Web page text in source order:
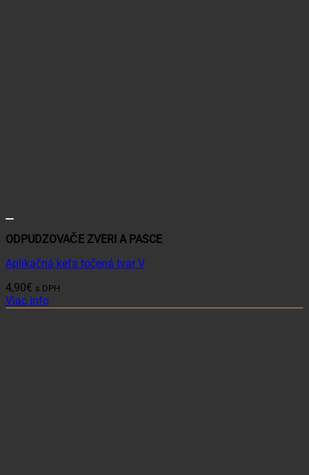
ODPUDZOVAČE ZVERI A PASCE
Aplikačná kefa točená tvar V
4,90€ s DPH
Viac info